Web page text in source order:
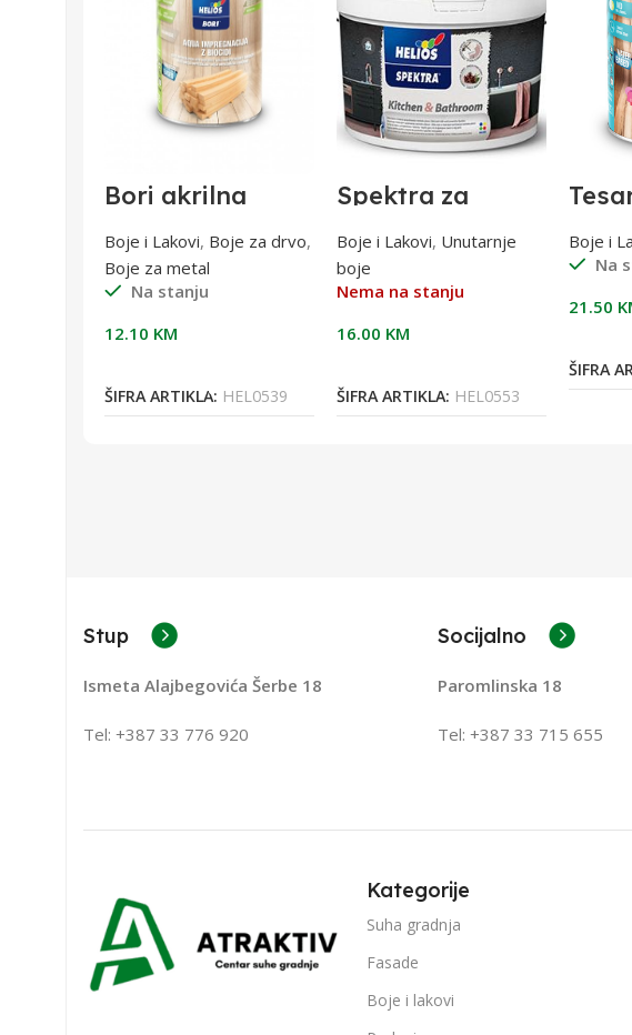
Bori akrilna
0,75l
Boje i Lakovi, Boje za drvo,
Boje za metal
Na stanju
12.10 KM
ŠIFRA ARTIKLA: HEL0539
Spektra za
kuhinje i
kupaonice 2lit
Boje i Lakovi, Unutarnje
boje
Nema na stanju
16.00 KM
ŠIFRA ARTIKLA: HEL0553
0,75l
Boje i
Na
21.50
ŠIFRA
Stup
Ismeta Alajbegovića Šerbe 18
Tel: +387 33 776 920
Socijalno
Paromlinska 18
Tel: +387 33 715 655
Kategorije
Suha gradnja
Fasade
Boje i lakovi